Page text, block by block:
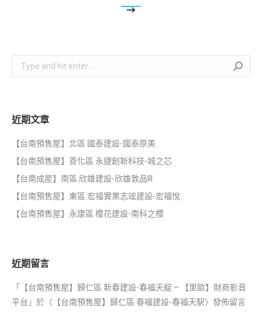
Search:
近期文章
【台南預售屋】北區 國泰建設-國泰原美
【台南預售屋】善化區 永捷創新科技-城之芯
【台南成屋】南區 欣雄建設-欣雄敦品III
【台南預售屋】東區 宏福實業志竤建設-宏福悅
【台南預售屋】永康區 櫻花建設-南科之櫻
近期留言
「
【台南預售屋】歸仁區 新春建設-春福天綻 – 【里歐】財商影音
平台 」於〈 【台南預售屋】歸仁區 春福建設-春福天駅〉發佈留言